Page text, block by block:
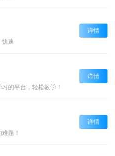
快速
详情
的平台，轻松教学！
详情
题！
详情